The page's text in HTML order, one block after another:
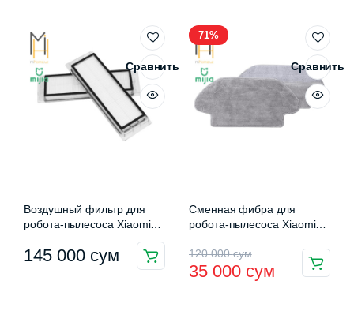
240
000 сум.
000 сум.
Сравнить
Воздушный фильтр для
робота-пылесоса Xiaomi
Mi Robot Vacuum (2 шт.)
(SDLW01RR)
145 000 сум
71%
Сравнить
Сменная фибра для
робота-пылесоса Xiaomi
120 000сум
Первоначальная
цена
35 000 сум
Текущая
цена: